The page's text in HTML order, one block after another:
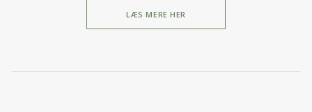
LÆS MERE HER